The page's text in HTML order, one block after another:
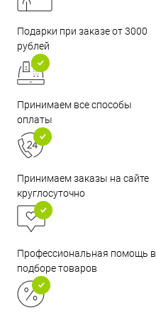
Подарки при заказе от 3000
рублей
Принимаем все способы
оплаты
Принимаем заказы на сайте
круглосуточно
Профессиональная помощь в
подборе товаров